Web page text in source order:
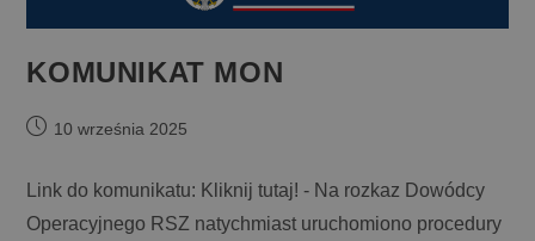
KOMUNIKAT MON
10 września 2025
Link do komunikatu: Kliknij tutaj! - Na rozkaz Dowódcy
Operacyjnego RSZ natychmiast uruchomiono procedury